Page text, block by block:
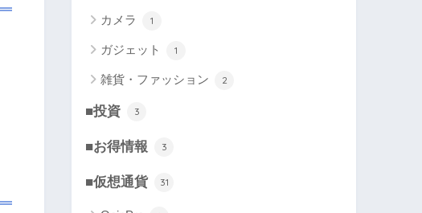
カメラ 1
ガジェット 1
雑貨・ファッション 2
■投資 3
■お得情報 3
■仮想通貨 31